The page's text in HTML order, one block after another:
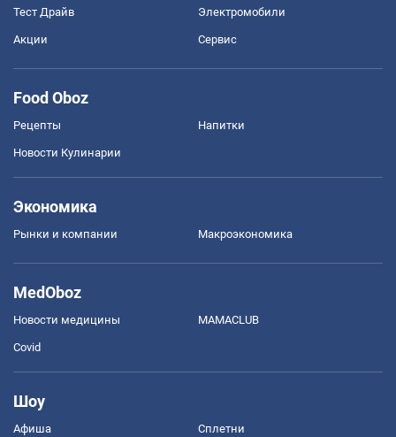
Тест Драйв Электромобили
Акции Сервис
Food Oboz
Рецепты Напитки
Новости Кулинарии
Экономика
Рынки и компании Mакроэкономика
MedOboz
Новости медицины MAMACLUB
Covid
Шоу
Афиша Сплетни